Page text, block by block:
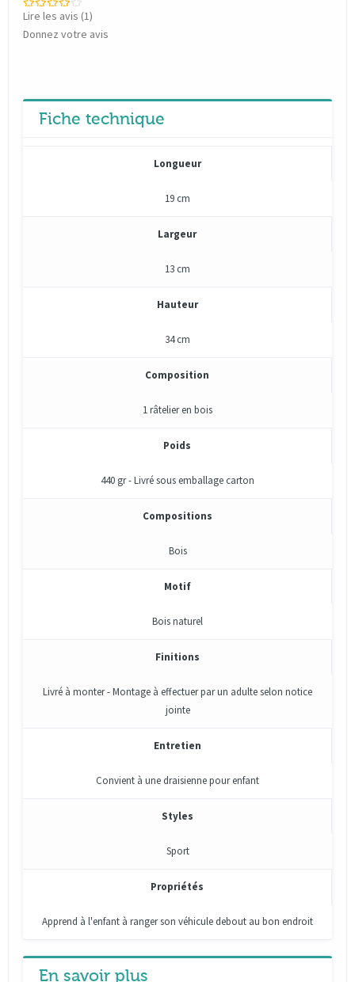
Lire les avis (1)
Donnez votre avis
Fiche technique
Longueur
19 cm
Largeur
13 cm
Hauteur
34 cm
Composition
1 râtelier en bois
Poids
440 gr - Livré sous emballage carton
Compositions
Bois
Motif
Bois naturel
Finitions
Livré à monter - Montage à effectuer par un adulte selon notice
jointe
Entretien
Convient à une draisienne pour enfant
Styles
Sport
Propriétés
Apprend à l'enfant à ranger son véhicule debout au bon endroit
En savoir plus